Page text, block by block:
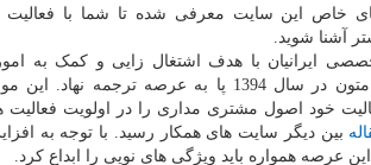
خاص این سایت معرفی شده تا شما با فعالیت
آشنا شوید.
ایرانیان با هدف اشتغال زایی و کمک به
تخصصی متون در سال 1394 پا به عرصه ترجمه نهاد.
خود اصول مشتری مداری را در اولویت
بین دیگر سایت های همکار رسید. با توجه به
عرصه همواره باید ویژگی های نویی را ابداع کرد.